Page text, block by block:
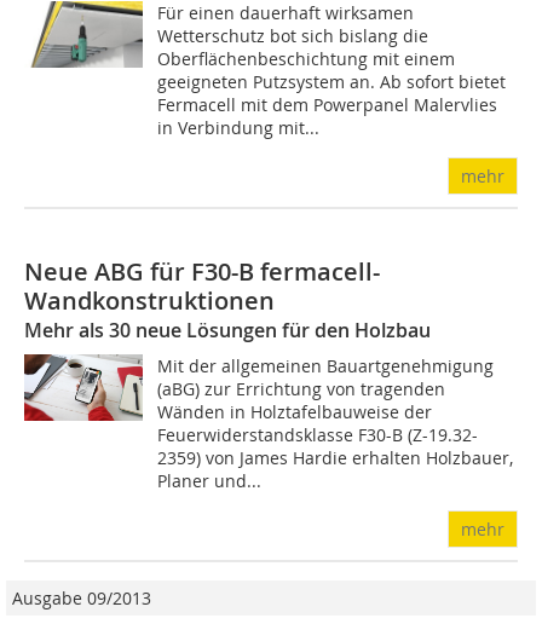
Für einen dauerhaft wirksamen
Wetterschutz bot sich bislang die
Oberflächenbeschichtung mit einem
geeigneten Putzsystem an. Ab sofort bietet
Fermacell mit dem Powerpanel Malervlies
in Verbindung mit...
mehr
Neue ABG für F30-B fermacell-
Wandkonstruktionen
Mehr als 30 neue Lösungen für den Holzbau
Mit der allgemeinen Bauartgenehmigung
(aBG) zur Errichtung von tragenden
Wänden in Holztafelbauweise der
Feuerwiderstandsklasse F30-B (Z-19.32-
2359) von James Hardie erhalten Holzbauer,
Planer und...
mehr
Ausgabe 09/2013